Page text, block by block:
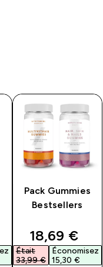
price
Pack Gummies
Bestsellers
discounted
18,69 €‎
Était
33,99 €‎
Économisez
15,30 €‎